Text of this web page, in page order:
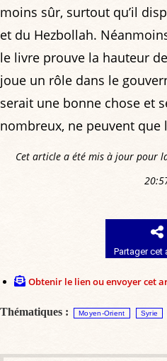
moins sûr, surtout qu’il
et du Hezbollah.
le livre prouve la hauteur
joue un rôle dans le
serait une bonne chose et
nombreux, ne peuvent que
Cet article a été mis à jour pour
Partager cet
Obtenir le lien ou envoyer cet
Thématiques : Moyen-Orient Syrie